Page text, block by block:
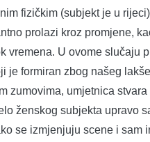
fizičkim (subjekt je u
prolazi kroz promjene,
vremena. U ovome slučaju
je formiran zbog našeg
zumovima, umjetnica
ženskog subjekta upravo
se izmjenjuju scene i sam